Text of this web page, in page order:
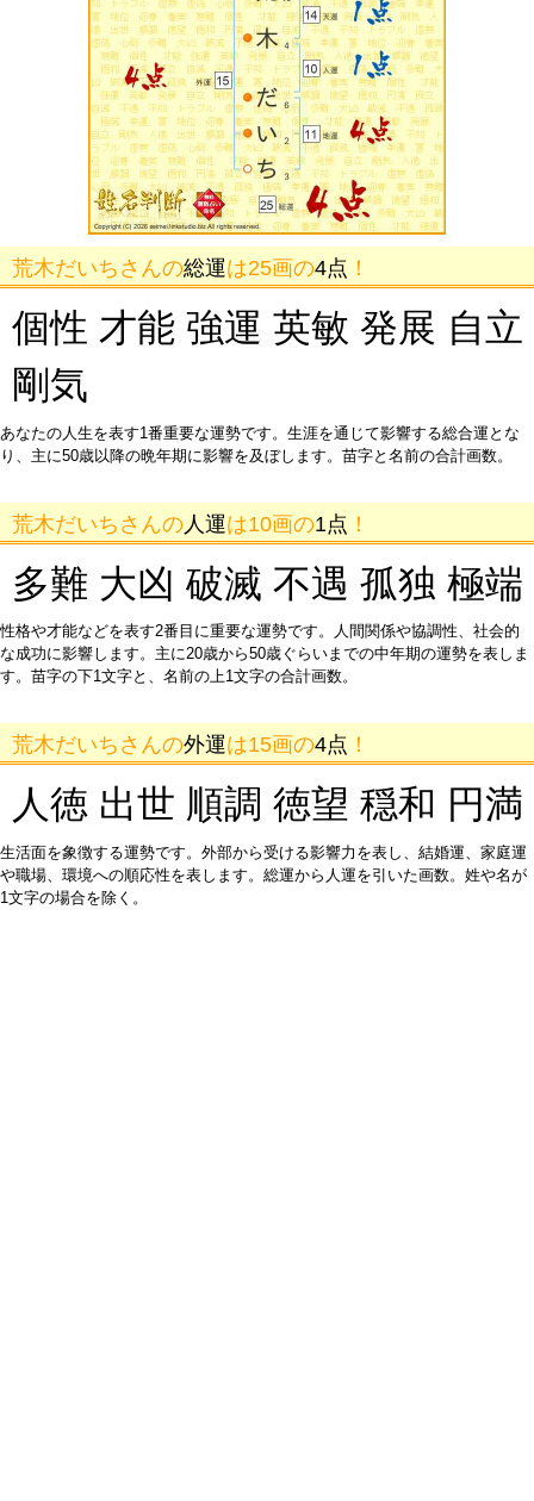
荒木だいちさんの総運は25画の4点 ！
個性 才能 強運 英敏 発展 自立
剛気
あなたの人生を表す1番重要な運勢です。生涯を通じて影響する総合運とな
り、主に50歳以降の晩年期に影響を及ぼします。苗字と名前の合計画数。
荒木だいちさんの 人運は10画の1点 ！
多難 大凶 破滅 不遇 孤独 極端
性格や才能などを表す2番目に重要な運勢です。人間関係や協調性、社会的
な成功に影響します。主に20歳から50歳ぐらいまでの中年期の運勢を表しま
す。苗字の下1文字と、名前の上1文字の合計画数。
荒木だいちさんの外運は15画の4点 ！
人徳 出世 順調 徳望 穏和 円満
生活面を象徴する運勢です。外部から受ける影響力を表し、結婚運、家庭運
や職場、環境への順応性を表します。総運から人運を引いた画数。姓や名が
1文字の場合を除く。